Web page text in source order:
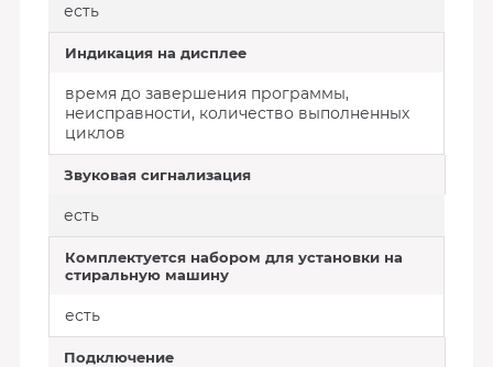
есть
Индикация на дисплее
время до завершения программы,
неисправности, количество выполненных
циклов
Звуковая сигнализация
есть
Комплектуется набором для установки на
стиральную машину
есть
Подключение